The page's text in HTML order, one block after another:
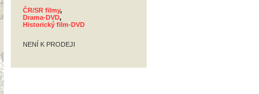
ČR/SR filmy,
Drama-DVD,
Historický film-DVD
NENÍ K PRODEJI